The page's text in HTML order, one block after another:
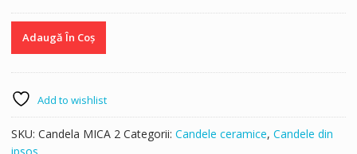
Candela
alba
Adaugă În Coș
Add to wishlist
SKU: Candela MICA 2 Categorii: Candele ceramice, Candele din